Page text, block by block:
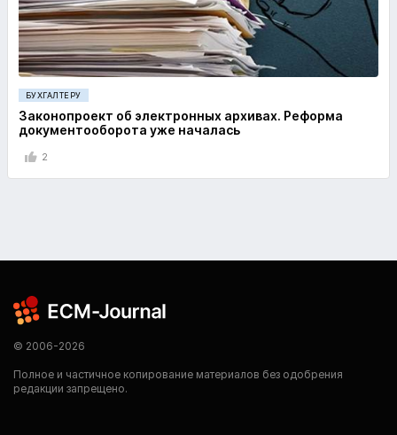
БУХГАЛТЕРУ
Законопроект об электронных архивах. Реформа
документооборота уже началась
2
© 2006-2026
Полное и частичное копирование материалов без одобрения
редакции запрещено.